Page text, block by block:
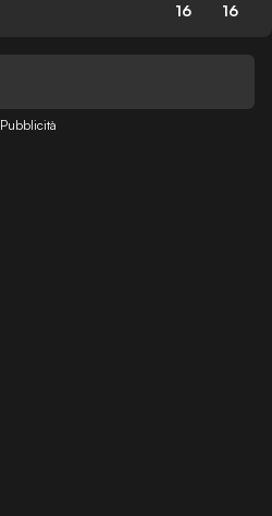
16 16
Pubblicità